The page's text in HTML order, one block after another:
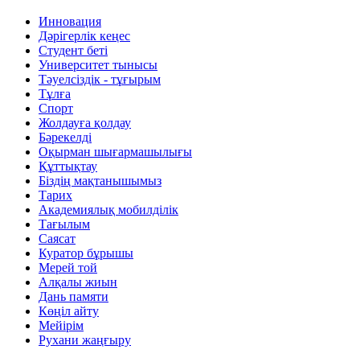
Инновация
Дәрігерлік кеңес
Студент беті
Университет тынысы
Тәуелсіздік - тұғырым
Тұлға
Спорт
Жолдауға қолдау
Бәрекелді
Оқырман шығармашылығы
Құттықтау
Біздің мақтанышымыз
Тарих
Академиялық мобилділік
Тағылым
Саясат
Куратор бұрышы
Мерей той
Алқалы жиын
Дань памяти
Көңіл айту
Мейірім
Рухани жаңғыру